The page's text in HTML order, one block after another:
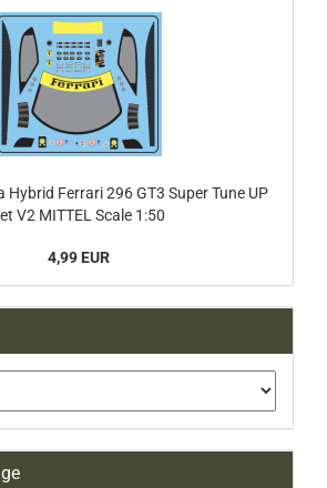
Hybrid Ferrari 296 GT3 Super Tune UP
V2 MITTEL Scale 1:50
4,99 EUR